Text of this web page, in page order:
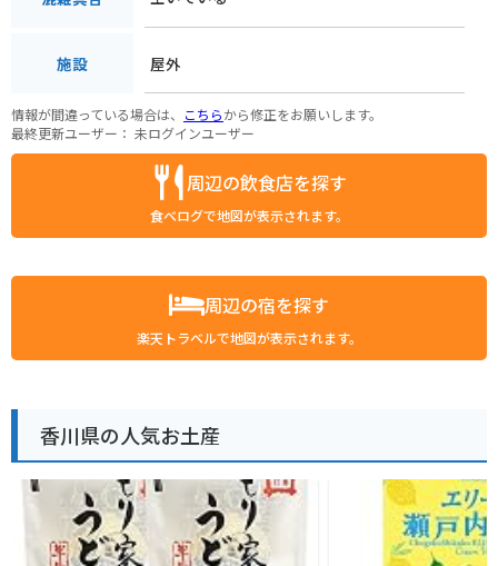
施設 屋外
情報が間違っている場合は、 こちらから修正をお願いします。
最終更新ユーザー： 未ログインユーザー
周辺の飲食店を探す
食べログで地図が表示されます。
周辺の宿を探す
楽天トラベルで地図が表示されます。
香川県の人気お土産